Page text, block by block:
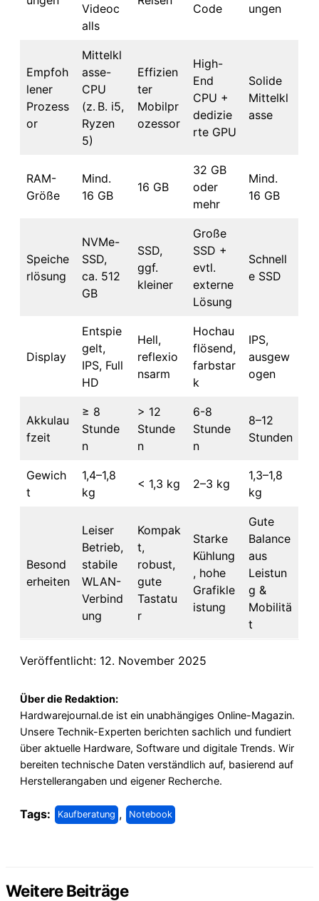
Videoc
alls
Code ungen
Empfoh
lener
Prozess
or
Mittelkl
asse-
CPU
(z. B. i5,
Ryzen
5)
Effizien
ter
Mobilpr
ozessor
High-
End
CPU +
dedizie
rte GPU
Solide
Mittelkl
asse
RAM-
Größe
Mind.
16 GB
16 GB
32 GB
oder
mehr
Mind.
16 GB
Speiche
rlösung
NVMe-
SSD,
ca. 512
GB
SSD,
ggf.
kleiner
Große
SSD +
evtl.
externe
Lösung
Schnell
e SSD
Display
Entspie
gelt,
IPS, Full
HD
Hell,
reflexio
nsarm
Hochau
flösend,
farbstar
k
IPS,
ausgew
ogen
Akkulau
fzeit
≥ 8
Stunde
n
> 12
Stunde
n
6-8
Stunde
n
8–12
Stunden
Gewich
t
1,4–1,8
kg
< 1,3 kg 2–3 kg
1,3–1,8
kg
Besond
erheiten
Leiser
Betrieb,
stabile
WLAN-
Verbind
ung
Kompak
t,
robust,
gute
Tastatu
r
Starke
Kühlung
, hohe
Grafikle
istung
Gute
Balance
aus
Leistun
g &
Mobilitä
t
Veröffentlicht: 12. November 2025
Über die Redaktion:
Hardwarejournal.de ist ein unabhängiges Online-Magazin.
Unsere Technik-Experten berichten sachlich und fundiert
über aktuelle Hardware, Software und digitale Trends. Wir
bereiten technische Daten verständlich auf, basierend auf
Herstellerangaben und eigener Recherche.
Tags: Kaufberatung , Notebook
Weitere Beiträge